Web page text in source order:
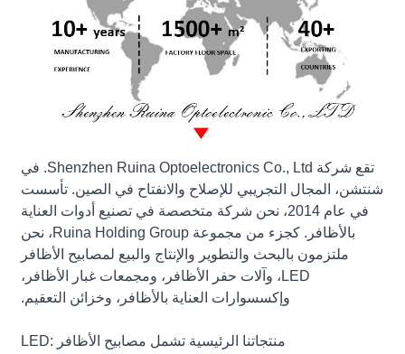
تقع شركة Shenzhen Ruina Optoelectronics Co., Ltd. في
شنتشن، المجال التجريبي للإصلاح والانفتاح في الصين. تأسست
في عام 2014، نحن شركة متخصصة في تصنيع أدوات العناية
بالأظافر. كجزء من مجموعة Ruina Holding Group، نحن
ملتزمون بالبحث والتطوير والإنتاج والبيع لمصابيح الأظافر
LED، وآلات حفر الأظافر، ومجمعات غبار الأظافر،
وإكسسوارات العناية بالأظافر، وخزائن التعقيم.
منتجاتنا الرئيسية تشمل مصابيح الأظافر LED: